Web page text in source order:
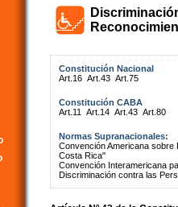
Constitución Nacional
Art.16 Art.43 Art.75
Constitución CABA
Art.11
Art.14 Art.43 Art.80
Normas Supranacionales:
Convención Americana
Costa Rica"
Convención Interamericana
Discriminación contra las